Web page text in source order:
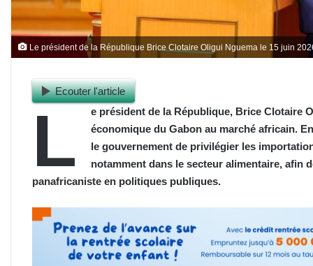
Le président de la République Brice Clotaire Oligui Nguema le 15 juin
Ecouter l'article
L
e président de la République, Brice Clotaire
économique du Gabon au marché africain.
le gouvernement de privilégier les
notamment dans le secteur alimentaire, afin
panafricaniste en politiques publiques.